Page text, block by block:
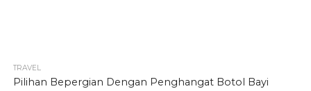
TRAVEL
Pilihan Bepergian Dengan Penghangat Botol Bayi